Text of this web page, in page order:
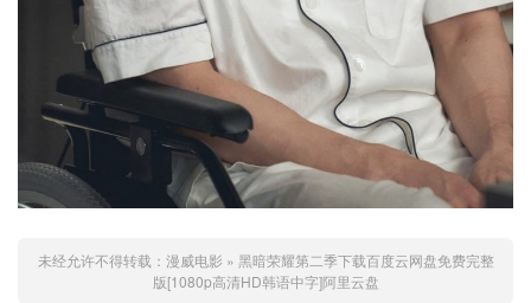
未经允许不得转载： 漫威电影 » 黑暗荣耀第二季下载百度云网盘免费完整
版[1080p高清HD韩语中字]阿里云盘